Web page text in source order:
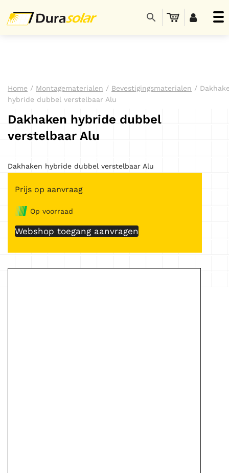
Home / Montagematerialen / Bevestigingsmaterialen /
hybride dubbel verstelbaar Alu
Dakhaken hybride dubbel
verstelbaar Alu
Dakhaken hybride dubbel verstelbaar Alu
Prijs op aanvraag
Op voorraad
Webshop toegang aanvragen